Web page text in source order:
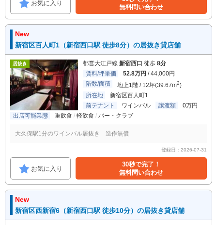
お気に入り
無料問い合わせ
New
新宿区百人町1（新宿西口駅 徒歩8分）の居抜き貸店舗
居抜き 都営大江戸線 新宿西口 徒歩 8分
賃料/坪単価
52.8万円 / 44,000円
階数/面積
地上1階 / 12坪(39.67m2)
所在地
新宿区百人町1
前テナント
ワインバル 譲渡額
0万円
出店可能業態
重飲食 軽飲食 バー・クラブ
大久保駅1分のワインバル居抜き 造作無償
登録日：2026-07-31
お気に入り
30秒で完了！
無料問い合わせ
New
新宿区西新宿6（新宿西口駅 徒歩10分）の居抜き貸店舗